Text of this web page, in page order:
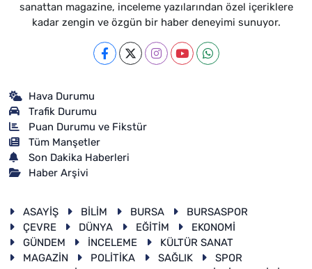
sanattan magazine, inceleme yazılarından özel içeriklere
kadar zengin ve özgün bir haber deneyimi sunuyor.
Hava Durumu
Trafik Durumu
Puan Durumu ve Fikstür
Tüm Manşetler
Son Dakika Haberleri
Haber Arşivi
ASAYİŞ BİLİM BURSA
BURSASPOR
ÇEVRE
DÜNYA EĞİTİM
EKONOMİ
GÜNDEM
İNCELEME
KÜLTÜR SANAT
MAGAZİN
POLİTİKA SAĞLIK
SPOR